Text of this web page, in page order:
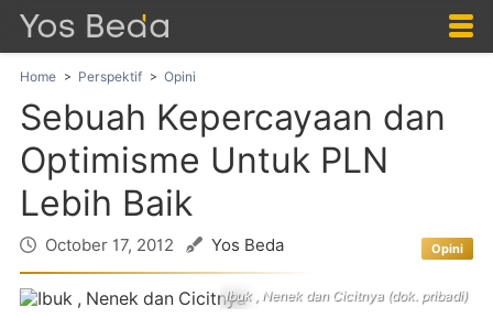
Home Perspektif Opini
Sebuah Kepercayaan dan
Optimisme Untuk PLN
Lebih Baik
October 17, 2012 Yos Beda Opini
Ibuk , Nenek dan Cicitnya (dok. pribadi)